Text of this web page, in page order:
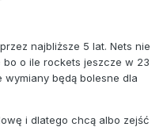
najbliższe 5 lat. Nets nie
bo o ile rockets jeszcze w 23
wymiany będą bolesne dla
i dlatego chcą albo zejść